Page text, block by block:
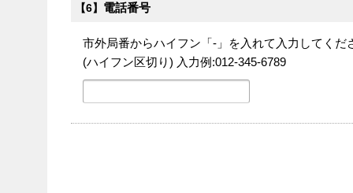
【6】 電話番号
市外局番からハイフン「-」を入れて入力してくだ
(ハイフン区切り) 入力例:012-345-6789